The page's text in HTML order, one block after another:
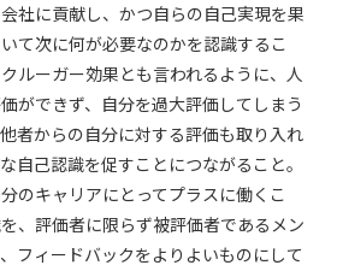
社に貢献し、かつ自らの自己実現を果
て次に何が必要なのかを認識するこ
ルーガー効果とも言われるように、人
ができず、自分を過大評価してしまう
者からの自分に対する評価も取り入れ
自己認識を促すことにつながること。
のキャリアにとってプラスに働くこ
、評価者に限らず被評価者であるメン
フィードバックをよりよいものにして